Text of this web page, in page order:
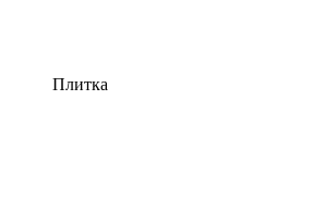
Плитка